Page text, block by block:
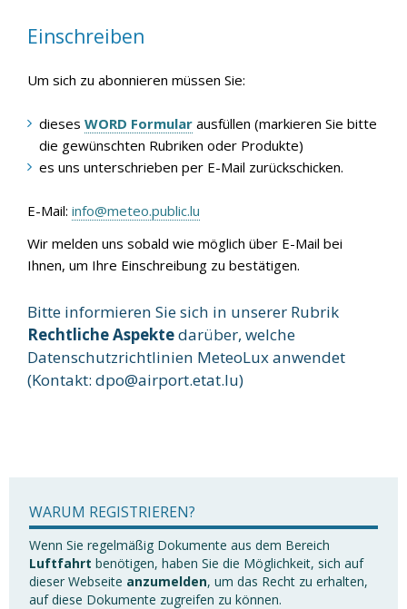
Einschreiben
Um sich zu abonnieren müssen Sie:
dieses WORD Formular ausfüllen (markieren Sie bitte
die gewünschten Rubriken oder Produkte)
es uns unterschrieben per E-Mail zurückschicken.
E-Mail: info@meteo.public.lu
Wir melden uns sobald wie möglich über E-Mail bei
Ihnen, um Ihre Einschreibung zu bestätigen.
Bitte informieren Sie sich in unserer Rubrik
Rechtliche Aspektedarüber, welche
Datenschutzrichtlinien MeteoLux anwendet
(Kontakt: dpo@airport.etat.lu)
WARUM REGISTRIEREN?
Wenn Sie regelmäßig Dokumente aus dem Bereich
Luftfahrt benötigen, haben Sie die Möglichkeit, sich auf
dieser Webseite anzumelden, um das Recht zu erhalten,
auf diese Dokumente zugreifen zu können.